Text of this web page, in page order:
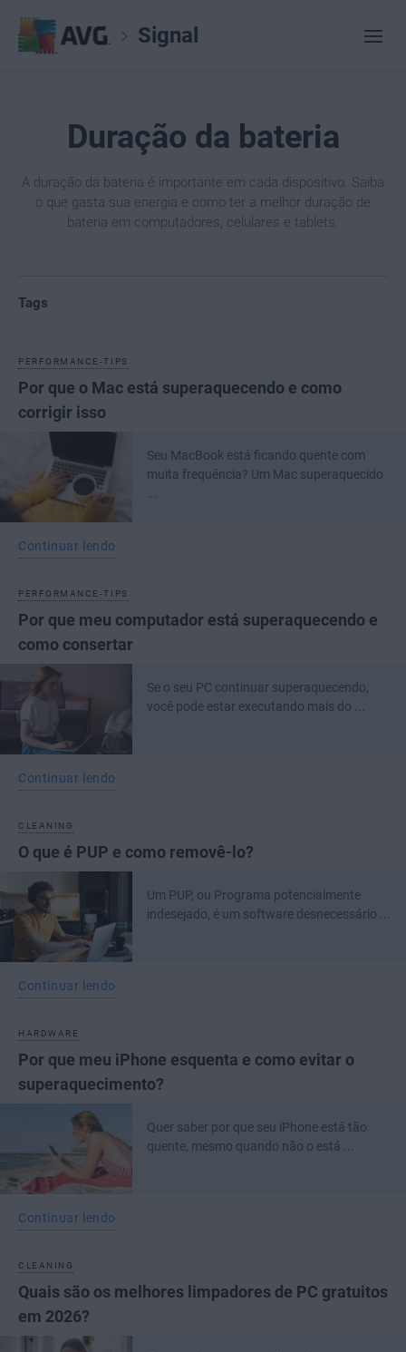
Signal
Duração da bateria
A duração da bateria é importante em cada dispositivo. Saiba
o que gasta sua energia e como ter a melhor duração de
bateria em computadores, celulares e tablets.
Tags
PERFORMANCE-TIPS
Por que o Mac está superaquecendo e como
corrigir isso
Seu MacBook está ficando quente com
muita frequência? Um Mac superaquecido
Continuar lendo
PERFORMANCE-TIPS
Por que meu computador está superaquecendo e
como consertar
Se o seu PC continuar superaquecendo,
você pode estar executando mais do ...
Continuar lendo
CLEANING
O que é PUP e como removê-lo?
Um PUP, ou Programa potencialmente
indesejado, é um software desnecessário ...
Continuar lendo
HARDWARE
Por que meu iPhone esquenta e como evitar o
superaquecimento?
Quer saber por que seu iPhone está tão
quente, mesmo quando não o está ...
Continuar lendo
CLEANING
Quais são os melhores limpadores de PC gratuitos
em 2026?